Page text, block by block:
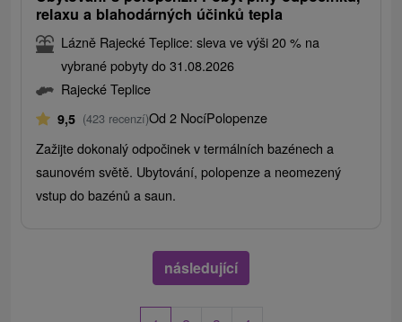
relaxu a blahodárných účinků tepla
Lázně Rajecké Teplice: sleva ve výši 20 % na
vybrané pobyty do 31.08.2026
Rajecké Teplice
9,5 (423 recenzí)Od 2 NocíPolopenze
Zažijte dokonalý odpočinek v termálních bazénech a
saunovém světě. Ubytování, polopenze a neomezený
vstup do bazénů a saun.
následující